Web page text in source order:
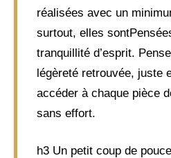
réalisées avec un
surtout, elles
tranquillité d’esprit.
légèreté retrouvée, juste
accéder à chaque pièce
sans effort.
h3 Un petit coup de